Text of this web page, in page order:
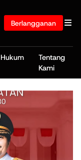
Berlangganan
Hukum
Tentang
Kami